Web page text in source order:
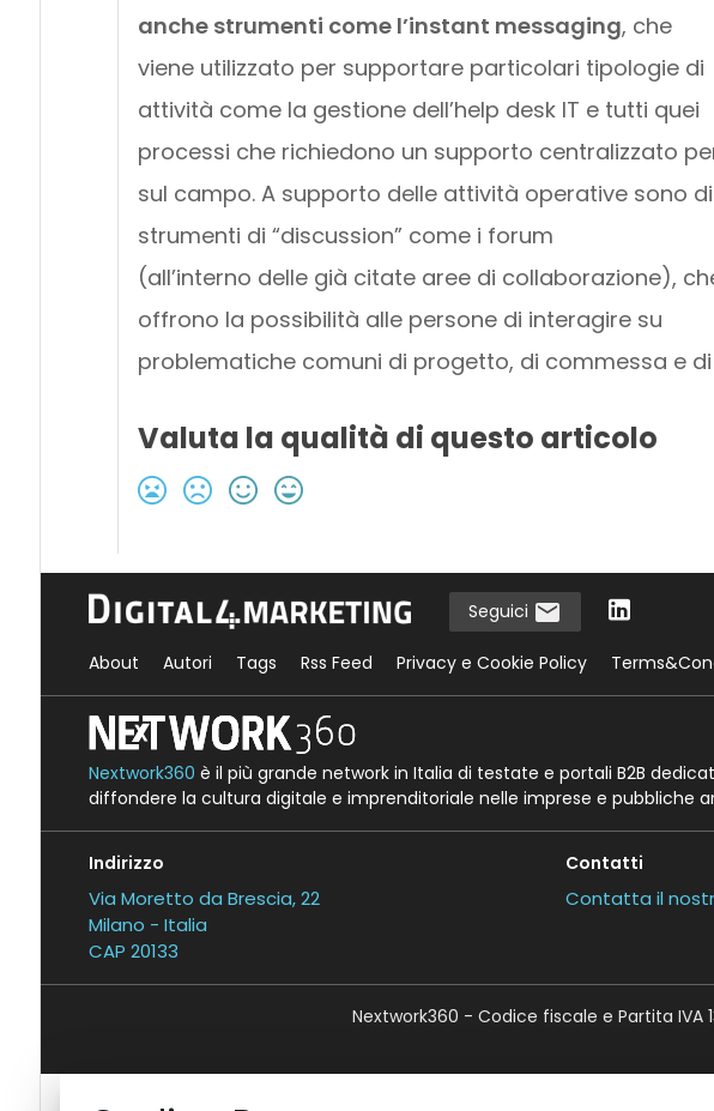
anche strumenti come l’instant messaging, che
viene utilizzato per supportare particolari tipologie di
attività come la gestione dell’help desk IT e tutti quei
processi che richiedono un supporto centralizzato
sul campo. A supporto delle attività operative sono
strumenti di “discussion” come i forum
(all’interno delle già citate aree di collaborazione),
offrono la possibilità alle persone di interagire su
problematiche comuni di progetto, di commessa e
Valuta la qualità di questo articolo
Seguici
About Autori Tags Rss Feed Privacy e Cookie Policy
Nextwork360 è il più grande network in Italia di testate e portali B2B
diffondere la cultura digitale e imprenditoriale nelle imprese e pubbliche
Indirizzo
Via Moretto da Brescia, 22
Milano - Italia
CAP 20133
Contatti
Contatta il
Nextwork360 - Codice fiscale e Partita IVA